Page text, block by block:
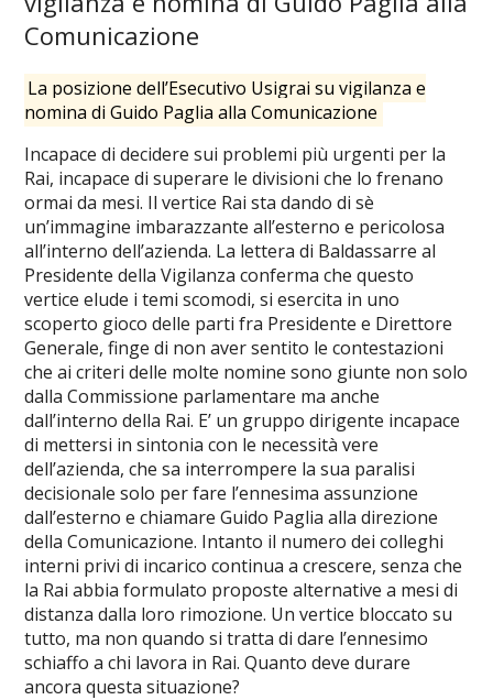
Comunicazione
La posizione dell’Esecutivo Usigrai su vigilanza e
nomina di Guido Paglia alla Comunicazione
Incapace di decidere sui problemi più urgenti per la
Rai, incapace di superare le divisioni che lo frenano
ormai da mesi. Il vertice Rai sta dando di sè
un’immagine imbarazzante all’esterno e pericolosa
all’interno dell’azienda. La lettera di Baldassarre al
Presidente della Vigilanza conferma che questo
vertice elude i temi scomodi, si esercita in uno
scoperto gioco delle parti fra Presidente e Direttore
Generale, finge di non aver sentito le contestazioni
che ai criteri delle molte nomine sono giunte non solo
dalla Commissione parlamentare ma anche
dall’interno della Rai. E’ un gruppo dirigente incapace
di mettersi in sintonia con le necessità vere
dell’azienda, che sa interrompere la sua paralisi
decisionale solo per fare l’ennesima assunzione
dall’esterno e chiamare Guido Paglia alla direzione
della Comunicazione. Intanto il numero dei colleghi
interni privi di incarico continua a crescere, senza che
la Rai abbia formulato proposte alternative a mesi di
distanza dalla loro rimozione. Un vertice bloccato su
tutto, ma non quando si tratta di dare l’ennesimo
schiaffo a chi lavora in Rai. Quanto deve durare
ancora questa situazione?